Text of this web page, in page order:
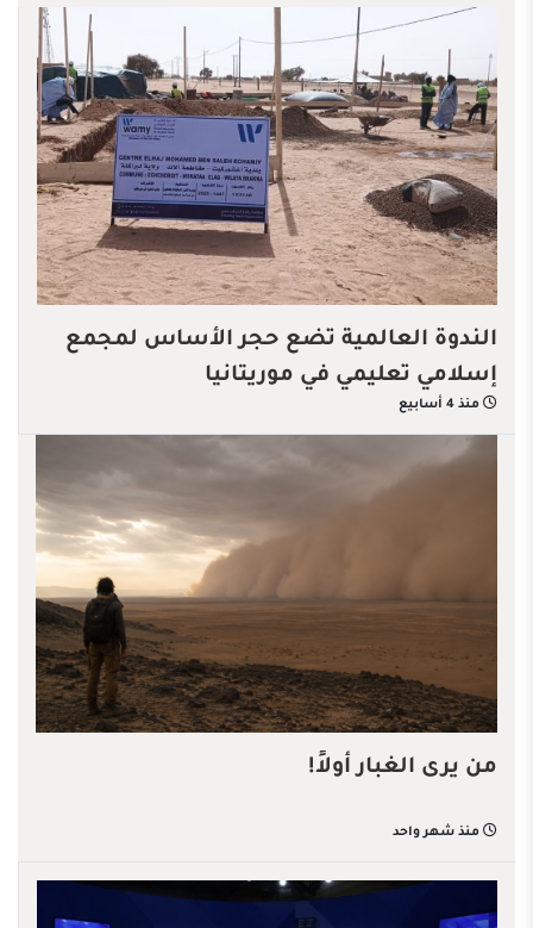
الندوة العالمية تضع حجر الأساس لمجمع
إسلامي تعليمي في موريتانيا
منذ 4 أسابيع
من يرى الغبار أولاً!
منذ شهر واحد